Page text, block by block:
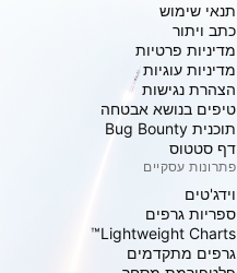
תנאי שימוש
כתב ויתור
מדיניות פרטיות
מדיניות עוגיות
הצהרת נגישות
טיפים בנושא אבטחה
תוכנית Bug Bounty
דף סטטוס
פתרונות עסקיים
וידג'טים
ספריות גרפים
Lightweight Charts™
גרפים מתקדמים